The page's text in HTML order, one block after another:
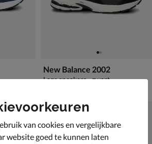
New Balance 2002
Lage sneakers - zwart
van cookies en vergelijkbare
website goed te kunnen laten